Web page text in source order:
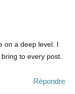
on a deep level. I
to every post.
Répondre